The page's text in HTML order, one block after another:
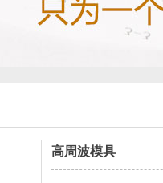
高周波模具